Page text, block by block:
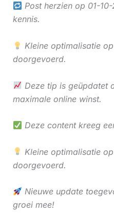
Post herzien op 01-
kennis.
Kleine optimalisatie
doorgevoerd.
Deze tip is geüpdatet
maximale online winst.
Deze content kreeg
Kleine optimalisatie
doorgevoerd.
Nieuwe update
groei mee!